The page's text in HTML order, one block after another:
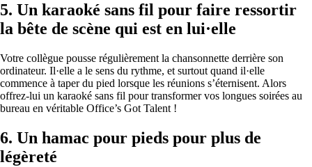
5. Un karaoké sans fil pour faire ressortir
la bête de scène qui est en lui·elle
Votre collègue pousse régulièrement la chansonnette derrière son
ordinateur. Il·elle a le sens du rythme, et surtout quand il·elle
commence à taper du pied lorsque les réunions s’éternisent. Alors
offrez-lui un karaoké sans fil pour transformer vos longues soirées au
bureau en véritable Office’s Got Talent !
6. Un hamac pour pieds pour plus de
légèreté